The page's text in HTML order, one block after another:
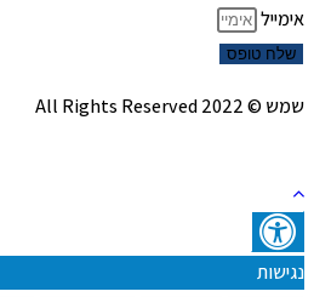
אימייל
שלח טופס
שמש © 2022 All Rights Reserved
נגישות